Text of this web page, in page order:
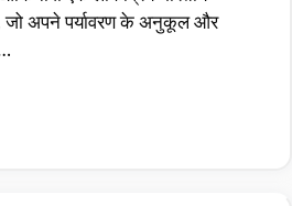
जो अपने पर्यावरण के अनुकूल और